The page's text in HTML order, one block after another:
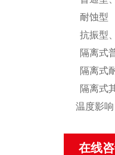
耐蚀型
抗振型
隔离式
隔离式
隔离式
温度影
在线